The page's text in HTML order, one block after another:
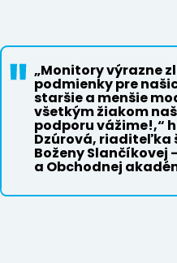
„Monitory výrazne
podmienky pre
staršie a menšie
všetkým žiakom
podporu vážime!,“
Dzúrová, riaditeľka
Boženy Slančíkovej
a Obchodnej